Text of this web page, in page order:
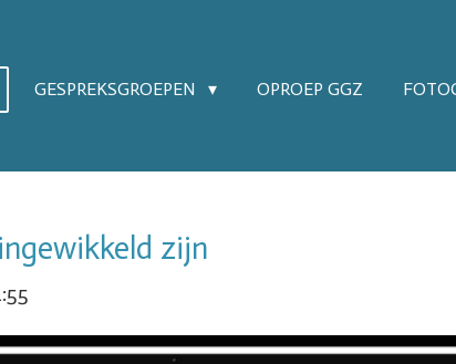
GESPREKSGROEPEN OPROEP GGZ
zijn